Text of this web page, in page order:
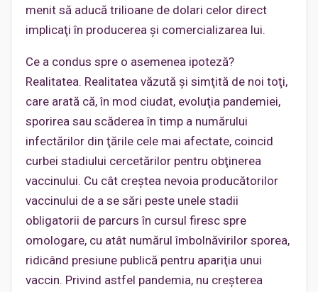
menit să aducă trilioane de dolari celor direct
implicaţi în producerea şi comercializarea lui.
Ce a condus spre o asemenea ipoteză?
Realitatea. Realitatea văzută şi simţită de noi toţi,
care arată că, în mod ciudat, evoluţia pandemiei,
sporirea sau scăderea în timp a numărului
infectărilor din ţările cele mai afectate, coincid
curbei stadiului cercetărilor pentru obţinerea
vaccinului. Cu cât creştea nevoia producătorilor
vaccinului de a se sări peste unele stadii
obligatorii de parcurs în cursul firesc spre
omologare, cu atât numărul îmbolnăvirilor sporea,
ridicând presiune publică pentru apariţia unui
vaccin. Privind astfel pandemia, nu creşterea